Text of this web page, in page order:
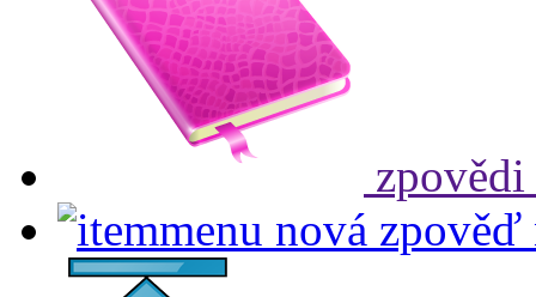
zpovědi
nová zpověď